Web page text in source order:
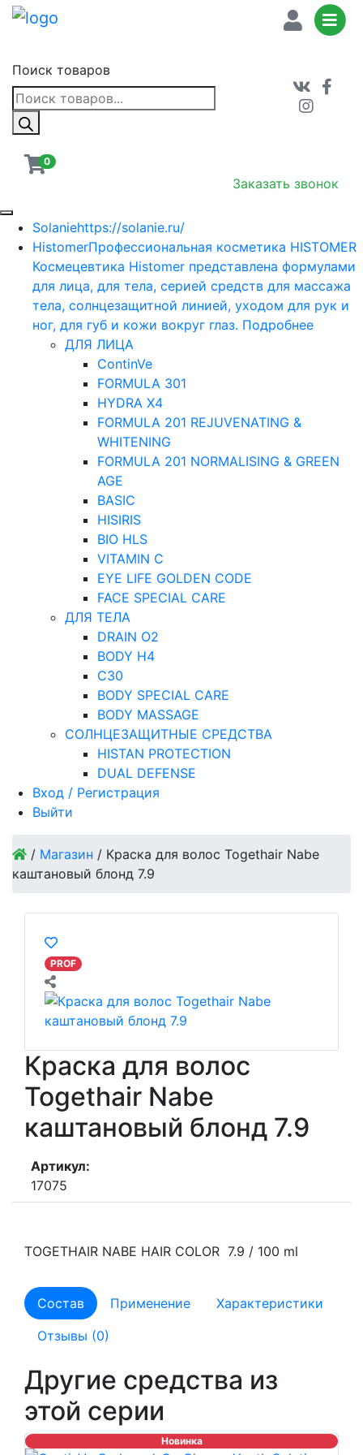
Поиск товаров
0
Заказать звонок
Solaniehttps://solanie.ru/
HistomerПрофессиональная косметика HISTOMER
Космецевтика Histomer представлена формулами
для лица, для тела, серией средств для массажа
тела, солнцезащитной линией, уходом для рук и
ног, для губ и кожи вокруг глаз. Подробнее
ДЛЯ ЛИЦА
ContinVe
FORMULA 301
HYDRA X4
FORMULA 201 REJUVENATING &
WHITENING
FORMULA 201 NORMALISING & GREEN
AGE
BASIC
HISIRIS
BIO HLS
VITAMIN C
EYE LIFE GOLDEN CODE
FACE SPECIAL CARE
ДЛЯ ТЕЛА
DRAIN O2
BODY H4
C30
BODY SPECIAL CARE
BODY MASSAGE
СОЛНЦЕЗАЩИТНЫЕ СРЕДСТВА
HISTAN PROTECTION
DUAL DEFENSE
Вход / Регистрация
Выйти
/ Магазин / Краска для волос Togethair Nabe
каштановый блонд 7.9
PROF
Краска для волос
Togethair Nabe
каштановый блонд 7.9
Артикул:
17075
TOGETHAIR NABE HAIR COLOR 7.9 / 100 ml
Состав Применение
Характеристики
Отзывы (0)
Другие средства из
этой серии
Новинка